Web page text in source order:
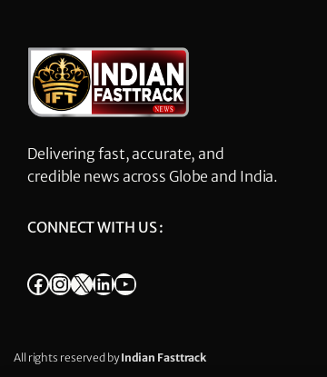
Delivering fast, accurate, and
credible news across Globe and India.
CONNECT WITH US :
Facebook InstagramX LinkedIn YouTube
All rights reserved by Indian Fasttrack